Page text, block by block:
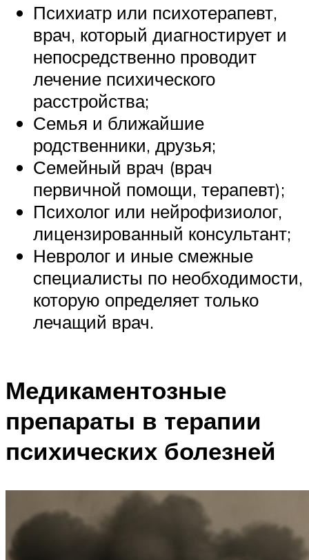
Психиатр или психотерапевт,
врач, который диагностирует и
непосредственно проводит
лечение психического
расстройства;
Семья и ближайшие
родственники, друзья;
Семейный врач (врач
первичной помощи, терапевт);
Психолог или нейрофизиолог,
лицензированный консультант;
Невролог и иные смежные
специалисты по необходимости,
которую определяет только
лечащий врач.
Медикаментозные
препараты в терапии
психических болезней